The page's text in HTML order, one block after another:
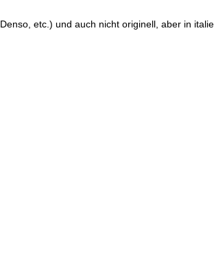
etc.) und auch nicht originell, aber in